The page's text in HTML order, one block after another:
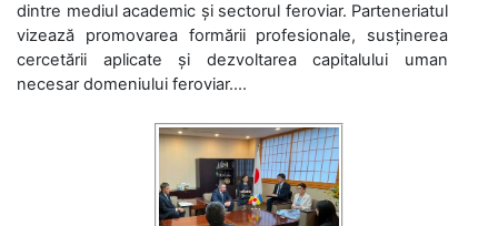
dintre mediul academic și sectorul feroviar. Parteneriatul
vizează promovarea formării profesionale, susținerea
cercetării aplicate și dezvoltarea capitalului uman
necesar domeniului feroviar....